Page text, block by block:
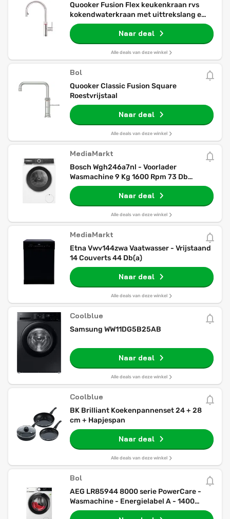
Quooker Fusion Flex keukenkraan rvs
kokendwaterkraan met uittrekslang en
draaibare uitloop
Naar deal
Alle deals van deze winkel
Bol
Quooker Classic Fusion Square
Roestvrijstaal
Naar deal
Alle deals van deze winkel
MediaMarkt
Bosch Wgh246a7nl - Voorlader
Wasmachine 9 Kg 1600 Rpm 73 Db
Automatisch Doseren (i-dos)
Naar deal
Alle deals van deze winkel
MediaMarkt
Etna Vwv144zwa Vaatwasser - Vrijstaand
14 Couverts 44 Db(a)
Naar deal
Alle deals van deze winkel
Coolblue
Samsung WW11DG5B25AB
Naar deal
Alle deals van deze winkel
Coolblue
BK Brilliant Koekenpannenset 24 + 28
cm + Hapjespan
Naar deal
Alle deals van deze winkel
Bol
AEG LR85944 8000 serie PowerCare -
Wasmachine - Energielabel A - 1400
toeren - 9 kg